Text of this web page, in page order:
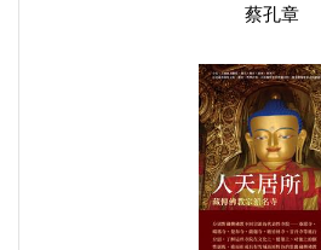
蔡孔章